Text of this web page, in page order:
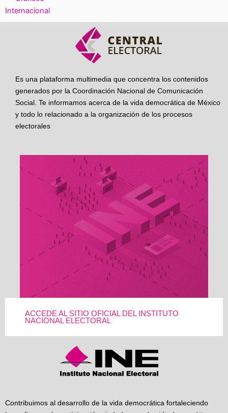
Internacional
Es una plataforma multimedia que concentra los contenidos
generados por la Coordinación Nacional de Comunicación
Social. Te informamos acerca de la vida democrática de México
y todo lo relacionado a la organización de los procesos
electorales
ACCEDE AL SITIO OFICIAL DEL INSTITUTO
NACIONAL ELECTORAL
Contribuimos al desarrollo de la vida democrática fortaleciendo